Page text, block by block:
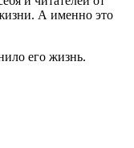
А именно это
его жизнь.